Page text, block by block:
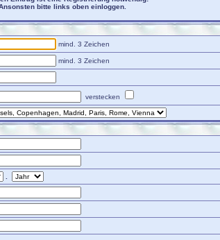
bitte links oben einloggen.
mind. 3 Zeichen
mind. 3 Zeichen
verstecken